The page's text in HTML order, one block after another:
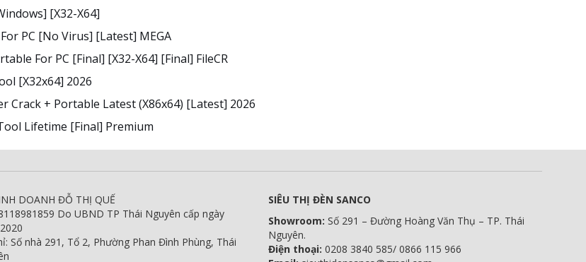
[x32-X64]
PC [no Virus] [Latest] MEGA
For PC [Final] [x32-X64] [Final] FileCR
[x32x64] 2026
Crack + Portable Latest (x86x64) [Latest] 2026
Lifetime [Final] Premium
DOANH ĐỖ THỊ QUẾ
Do UBND TP Thái Nguyên cấp ngày
Số nhà 291, Tổ 2, Phường Phan Đình Phùng, Thái
SIÊU THỊ ĐÈN SANCO
Showroom:Số 291 – Đường Hoàng Văn Thụ – TP. Thái
Nguyên.
Điện thoại: 0208 3840 585/ 0866 115 966